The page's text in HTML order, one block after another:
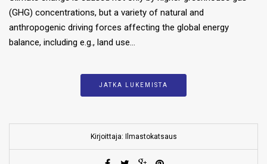
(GHG) concentrations, but a variety of natural and
anthropogenic driving forces affecting the global energy
balance, including e.g., land use…
JATKA LUKEMISTA
Kirjoittaja: Ilmastokatsaus